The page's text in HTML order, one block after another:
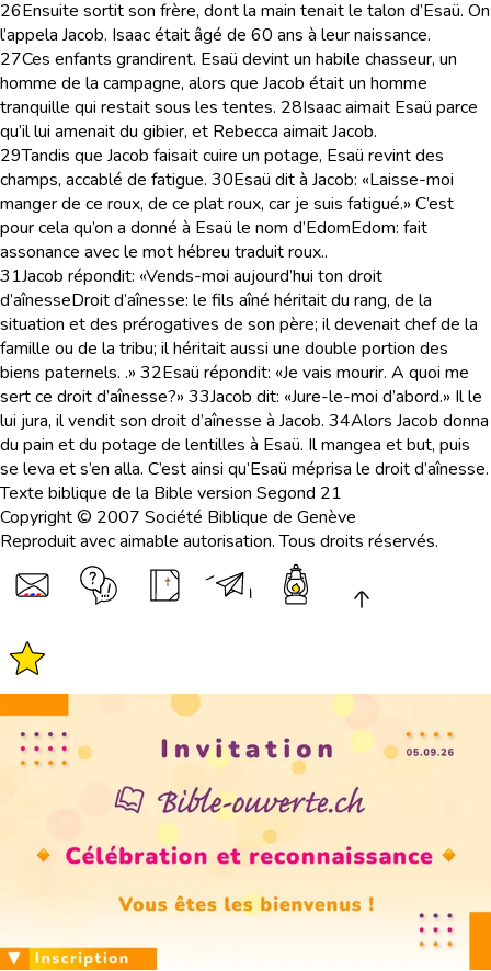
26Ensuite sortit son frère, dont la main tenait le talon d’Esaü. On
l’appela Jacob. Isaac était âgé de 60 ans à leur naissance.
27Ces enfants grandirent. Esaü devint un habile chasseur, un
homme de la campagne, alors que Jacob était un homme
tranquille qui restait sous les tentes. 28Isaac aimait Esaü parce
qu’il lui amenait du gibier, et Rebecca aimait Jacob.
29Tandis que Jacob faisait cuire un potage, Esaü revint des
champs, accablé de fatigue. 30Esaü dit à Jacob: «Laisse-moi
manger de ce roux, de ce plat roux, car je suis fatigué.» C’est
pour cela qu’on a donné à Esaü le nom d’EdomEdom: fait
assonance avec le mot hébreu traduit roux..
31Jacob répondit: «Vends-moi aujourd’hui ton droit
d’aînesseDroit d’aînesse: le fils aîné héritait du rang, de la
situation et des prérogatives de son père; il devenait chef de la
famille ou de la tribu; il héritait aussi une double portion des
biens paternels. .» 32Esaü répondit: «Je vais mourir. A quoi me
sert ce droit d’aînesse?» 33Jacob dit: «Jure-le-moi d’abord.» Il le
lui jura, il vendit son droit d’aînesse à Jacob. 34Alors Jacob donna
du pain et du potage de lentilles à Esaü. Il mangea et but, puis
se leva et s’en alla. C’est ainsi qu’Esaü méprisa le droit d’aînesse.
Texte biblique de la Bible version Segond 21
Copyright © 2007 Société Biblique de Genève
Reproduit avec aimable autorisation. Tous droits réservés.